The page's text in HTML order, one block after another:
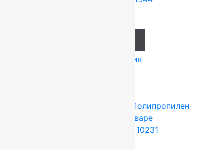
Купить в 1 клик
Полипропилен
Подробнее о товаре
Ковролин Dragon 10231